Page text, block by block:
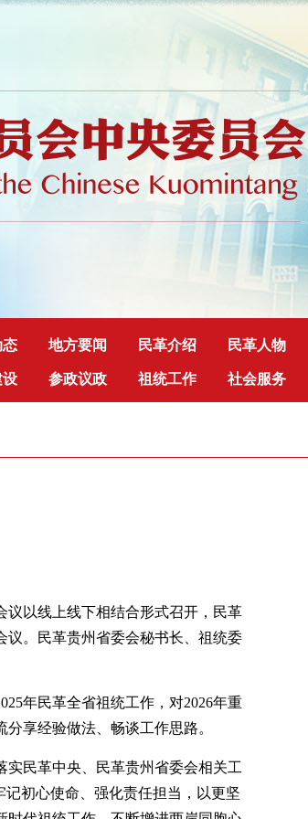
态 地方要闻 民革介绍 民革人物
设 参政议政 祖统工作 社会服务
议以线上线下相结合形式召开，民革
议。民革贵州省委会秘书长、祖统委
年民革全省祖统工作，对2026年重
享经验做法、畅谈工作思路。
民革中央、民革贵州省委会相关工
记初心使命、强化责任担当，以更坚